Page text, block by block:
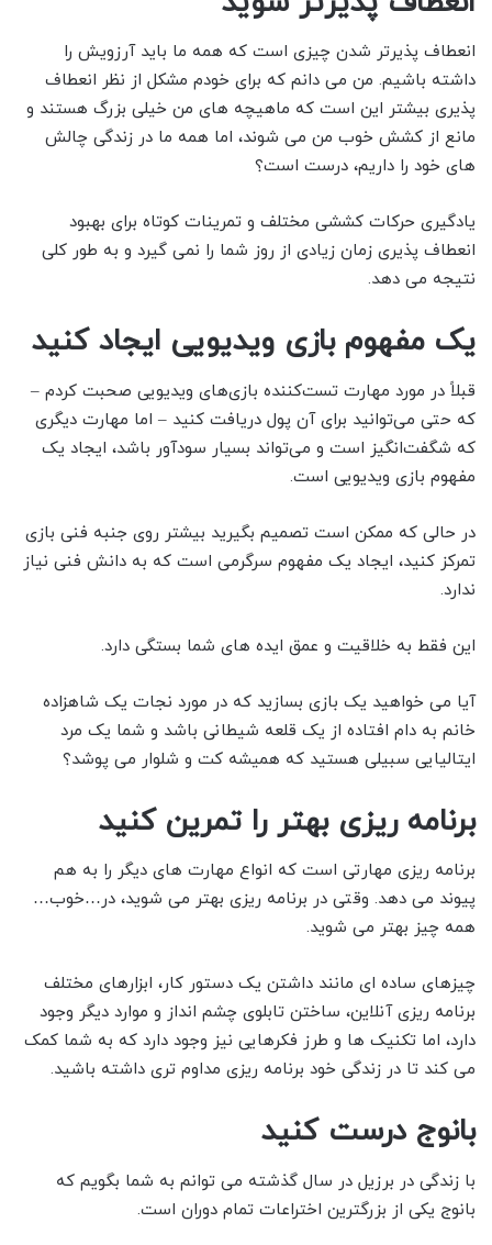
انعطاف پذیرتر شدن چیزی است که همه ما باید آرزویش را
داشته باشیم. من می دانم که برای خودم مشکل از نظر انعطاف
پذیری بیشتر این است که ماهیچه های من خیلی بزرگ هستند و
مانع از کشش خوب من می شوند، اما همه ما در زندگی چالش
های خود را داریم، درست است؟
یادگیری حرکات کششی مختلف و تمرینات کوتاه برای بهبود
انعطاف پذیری زمان زیادی از روز شما را نمی گیرد و به طور کلی
نتیجه می دهد.
یک مفهوم بازی ویدیویی ایجاد کنید
قبلاً در مورد مهارت تست‌کننده بازی‌های ویدیویی صحبت کردم –
که حتی می‌توانید برای آن پول دریافت کنید – اما مهارت دیگری
که شگفت‌انگیز است و می‌تواند بسیار سودآور باشد، ایجاد یک
مفهوم بازی ویدیویی است.
در حالی که ممکن است تصمیم بگیرید بیشتر روی جنبه فنی بازی
تمرکز کنید، ایجاد یک مفهوم سرگرمی است که به دانش فنی نیاز
ندارد.
این فقط به خلاقیت و عمق ایده های شما بستگی دارد.
آیا می خواهید یک بازی بسازید که در مورد نجات یک شاهزاده
خانم به دام افتاده از یک قلعه شیطانی باشد و شما یک مرد
ایتالیایی سبیلی هستید که همیشه کت و شلوار می پوشد؟
برنامه ریزی بهتر را تمرین کنید
برنامه ریزی مهارتی است که انواع مهارت های دیگر را به هم
پیوند می دهد. وقتی در برنامه ریزی بهتر می شوید، در…خوب…
همه چیز بهتر می شوید.
چیزهای ساده ای مانند داشتن یک دستور کار، ابزارهای مختلف
برنامه ریزی آنلاین، ساختن تابلوی چشم انداز و موارد دیگر وجود
دارد، اما تکنیک ها و طرز فکرهایی نیز وجود دارد که به شما کمک
می کند تا در زندگی خود برنامه ریزی مداوم تری داشته باشید.
بانوج درست کنید
با زندگی در برزیل در سال گذشته می توانم به شما بگویم که
بانوج یکی از بزرگترین اختراعات تمام دوران است.